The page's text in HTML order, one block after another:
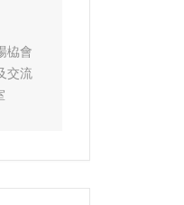
栛會
交流